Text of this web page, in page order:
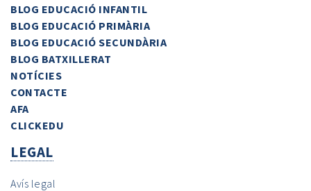
BLOG EDUCACIÓ INFANTIL
BLOG EDUCACIÓ PRIMÀRIA
BLOG EDUCACIÓ SECUNDÀRIA
BLOG BATXILLERAT
NOTÍCIES
CONTACTE
AFA
CLICKEDU
LEGAL
Avís legal